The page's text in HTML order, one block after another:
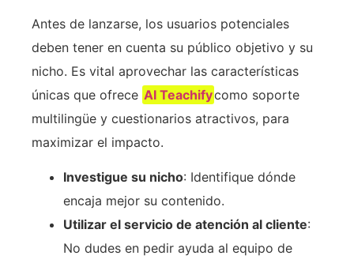
Antes de lanzarse, los usuarios potenciales
deben tener en cuenta su público objetivo y su
nicho. Es vital aprovechar las características
únicas que ofrece AI Teachifycomo soporte
multilingüe y cuestionarios atractivos, para
maximizar el impacto.
Investigue su nicho: Identifique dónde
encaja mejor su contenido.
Utilizar el servicio de atención al cliente:
No dudes en pedir ayuda al equipo de